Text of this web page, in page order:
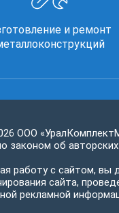
и ремонт
ООО
законом об
работу с сайтом, вы
сайта,
рекламной